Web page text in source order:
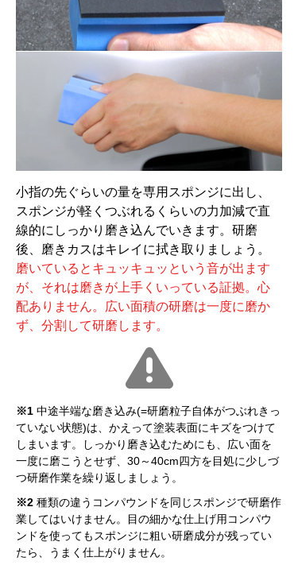
小指の先ぐらいの量を専用スポンジに出し、
スポンジが軽くつぶれるくらいの力加減で直
線的にしっかり磨き込んでいきます。研磨
後、磨きカスはキレイに拭き取りましょう。
磨いているとキュッキュッという音が出ます
が、それは磨きが上手くいっている証拠。心
配ありません。広い面積の研磨は一度に磨か
ず、分割して研磨します。
※1 中途半端な磨き込み(=研磨粒子自体がつぶれきっ
ていない状態)は、かえって塗装表面にキズをつけて
しまいます。しっかり磨き込むためにも、広い面を
一度に磨こうとせず、30～40cm四方を目処に少しづ
つ研磨作業を繰り返しましょう。
※2 種類の違うコンパウンドを同じスポンジで研磨作
業してはいけません。目の細かな仕上げ用コンパウ
ンドを使ってもスポンジに粗い研磨成分が残ってい
たら、うまく仕上がりません。